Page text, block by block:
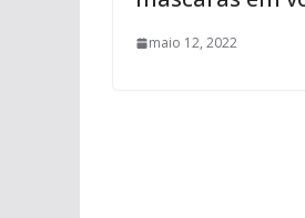
maio 12, 2022